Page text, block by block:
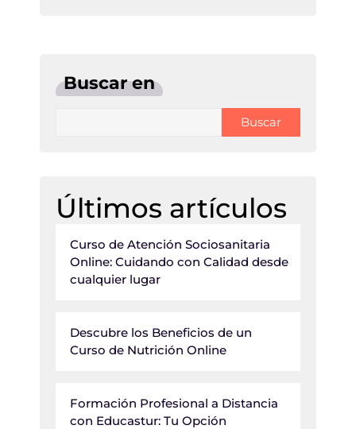
Buscar en
Buscar
Últimos artículos
Curso de Atención Sociosanitaria
Online: Cuidando con Calidad desde
cualquier lugar
Descubre los Beneficios de un
Curso de Nutrición Online
Formación Profesional a Distancia
con Educastur: Tu Opción